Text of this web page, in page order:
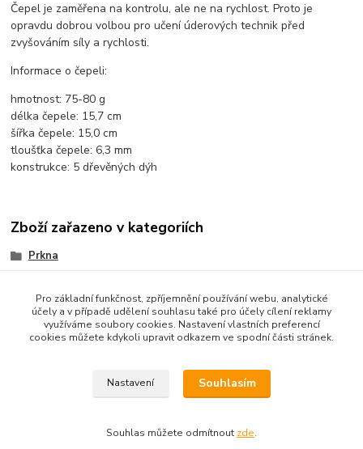
Čepel je zaměřena na kontrolu, ale ne na rychlost. Proto je
opravdu dobrou volbou pro učení úderových technik před
zvyšováním síly a rychlosti.
Informace o čepeli:
hmotnost: 75-80 g
délka čepele: 15,7 cm
šířka čepele: 15,0 cm
tloušťka čepele: 6,3 mm
konstrukce: 5 dřevěných dýh
Zboží zařazeno v kategoriích
Prkna
Copyright © 2010-2025 TT-SPORT.cz & RACKETSPORT.cz
Pro základní funkčnost, zpříjemnění používání webu, analytické
účely a v případě udělení souhlasu také pro účely cílení reklamy
využíváme soubory cookies. Nastavení vlastních preferencí
cookies můžete kdykoli upravit odkazem ve spodní části stránek.
Nastavení Souhlasím
Souhlas můžete odmítnout zde.